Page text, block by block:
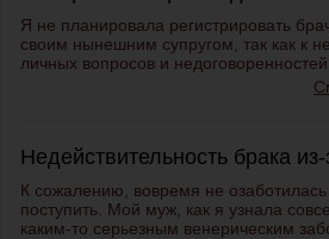
Я не планировала регистрировать
своим нынешним супругом, так как к
личных вопросов и
Недействительность брака
К сожалению, вовремя не
поступить. Мой муж, как я узнала
каким-то серьезным венерическим